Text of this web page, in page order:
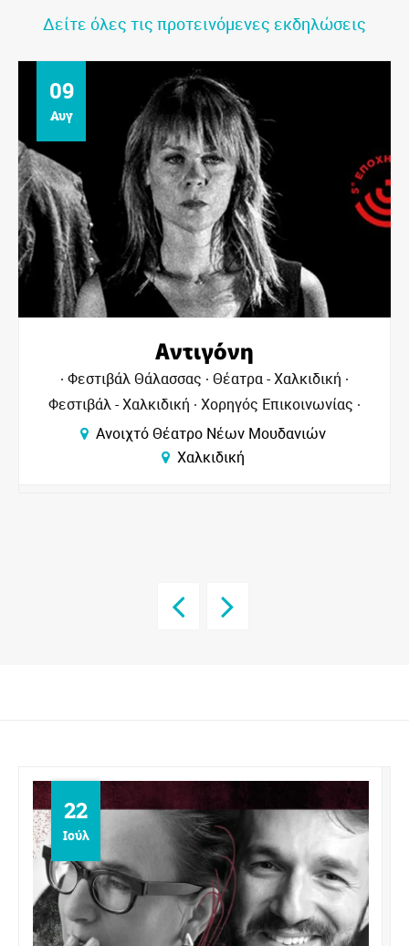
Δείτε όλες τις προτεινόμενες εκδηλώσεις
09
Αυγ
Αντιγόνη
Φεστιβάλ Θάλασσας Θέατρα - Χαλκιδική
Φεστιβάλ - Χαλκιδική Χορηγός Επικοινωνίας
Ανοιχτό Θέατρο Νέων Μουδανιών
Χαλκιδική
22
Ιούλ